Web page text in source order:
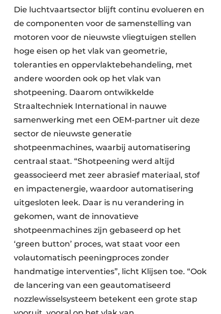
Die luchtvaartsector blijft continu evolueren en
de componenten voor de samenstelling van
motoren voor de nieuwste vliegtuigen stellen
hoge eisen op het vlak van geometrie,
toleranties en oppervlaktebehandeling, met
andere woorden ook op het vlak van
shotpeening. Daarom ontwikkelde
Straaltechniek International in nauwe
samenwerking met een OEM-partner uit deze
sector de nieuwste generatie
shotpeenmachines, waarbij automatisering
centraal staat. “Shotpeening werd altijd
geassocieerd met zeer abrasief materiaal, stof
en impactenergie, waardoor automatisering
uitgesloten leek. Daar is nu verandering in
gekomen, want de innovatieve
shotpeenmachines zijn gebaseerd op het
‘green button’ proces, wat staat voor een
volautomatisch peeningproces zonder
handmatige interventies”, licht Klijsen toe. “Ook
de lancering van een geautomatiseerd
nozzlewisselsysteem betekent een grote stap